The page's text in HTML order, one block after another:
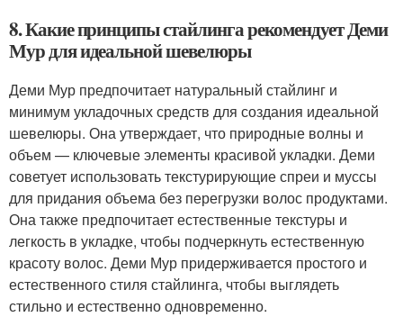
8. Какие принципы стайлинга рекомендует Деми
Мур для идеальной шевелюры
Деми Мур предпочитает натуральный стайлинг и
минимум укладочных средств для создания идеальной
шевелюры. Она утверждает, что природные волны и
объем — ключевые элементы красивой укладки. Деми
советует использовать текстурирующие спреи и муссы
для придания объема без перегрузки волос продуктами.
Она также предпочитает естественные текстуры и
легкость в укладке, чтобы подчеркнуть естественную
красоту волос. Деми Мур придерживается простого и
естественного стиля стайлинга, чтобы выглядеть
стильно и естественно одновременно.